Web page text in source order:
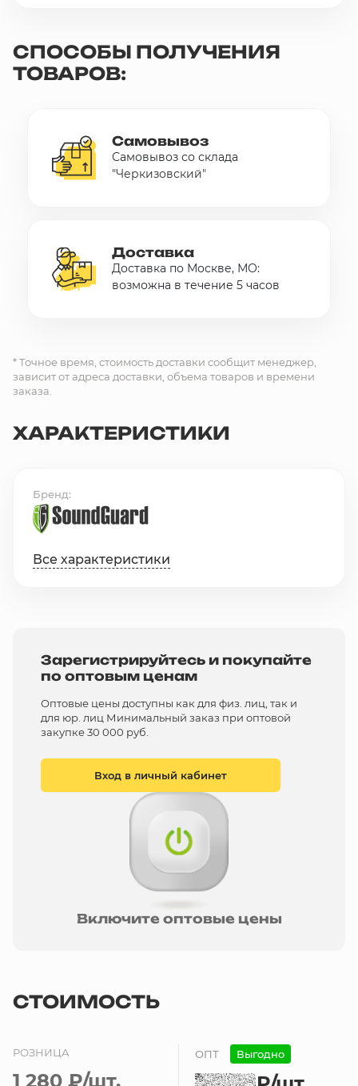
СПОСОБЫ ПОЛУЧЕНИЯ
ТОВАРОВ:
Самовывоз
Самовывоз со склада
"Черкизовский"
Доставка
Доставка по Москве, МО:
возможна в течение 5 часов
* Точное время, стоимость доставки сообщит менеджер,
зависит от адреса доставки, объема товаров и времени
заказа.
ХАРАКТЕРИСТИКИ
Бренд
Все характеристики
Зарегистрируйтесь и покупайте
по оптовым ценам
Оптовые цены доступны как для физ. лиц, так и
для юр. лиц Минимальный заказ при оптовой
закупке 30 000 руб.
Вход в личный кабинет
Включите оптовые цены
СТОИМОСТЬ
РОЗНИЦА
1 280 ₽/шт.
ОПТ Выгодно